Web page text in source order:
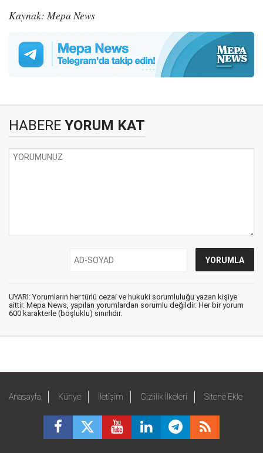
Kaynak: Mepa News
HABERE YORUM KAT
UYARI: Yorumların her türlü cezai ve hukuki sorumluluğu yazan kişiye
aittir. Mepa News, yapılan yorumlardan sorumlu değildir. Her bir yorum
600 karakterle (boşluklu) sınırlıdır.
Anasayfa Künye İletişim Gizlilik İlkeleri Sitene Ekle